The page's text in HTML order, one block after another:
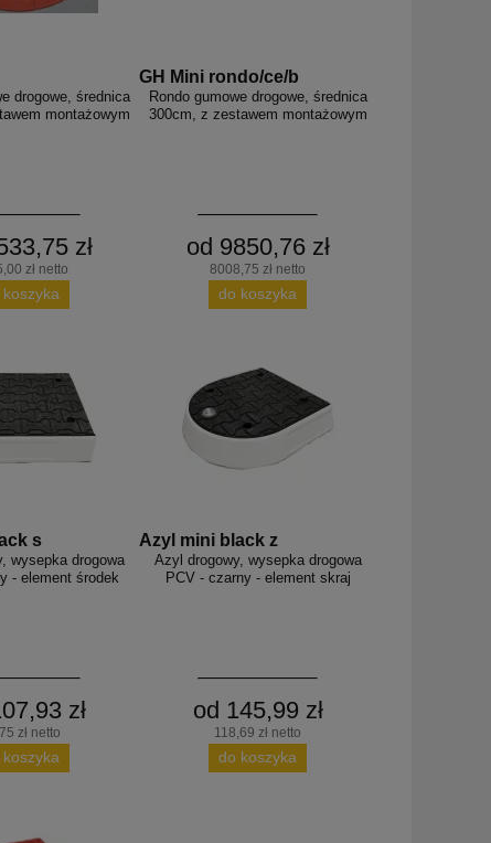
drogowe, średnica
montażowym
zł
zł netto
koszyka
GH Mini rondo/ce/b
Rondo gumowe drogowe, średnica
300cm, z zestawem montażowym
od 9850,76 zł
8008,75 zł netto
do koszyka
s
wysepka drogowa
- element środek
zł
zł netto
koszyka
Azyl mini black z
Azyl drogowy, wysepka drogowa
PCV - czarny - element skraj
od 145,99 zł
118,69 zł netto
do koszyka